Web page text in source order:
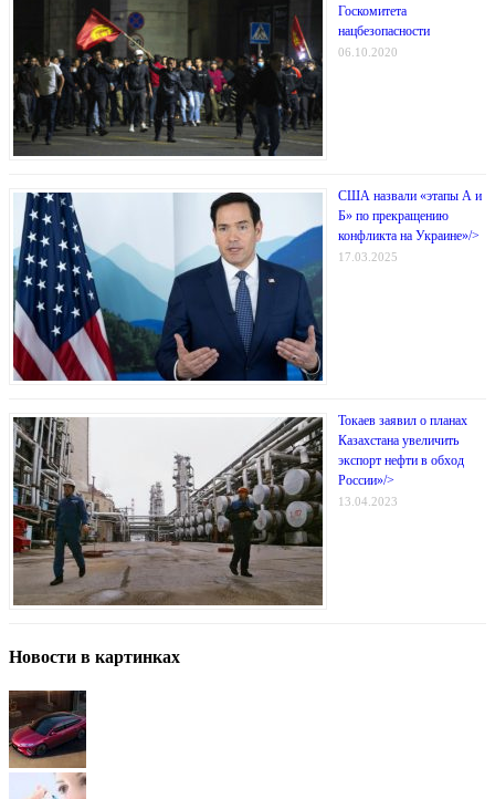
Госкомитета
нацбезопасности
06.10.2020
США назвали «этапы А и
Б» по прекращению
конфликта на Украине»/>
17.03.2025
Токаев заявил о планах
Казахстана увеличить
экспорт нефти в обход
России»/>
13.04.2023
Новости в картинках